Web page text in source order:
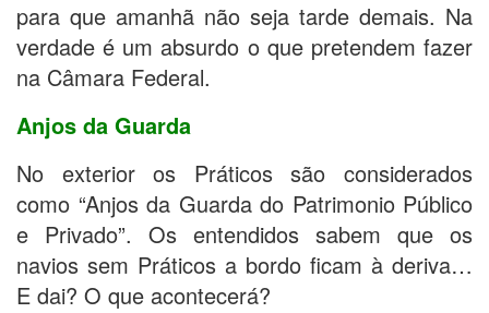
para que amanhã não seja tarde demais. Na
verdade é um absurdo o que pretendem fazer
na Câmara Federal.
Anjos da Guarda
No exterior os Práticos são considerados
como “Anjos da Guarda do Patrimonio Público
e Privado”. Os entendidos sabem que os
navios sem Práticos a bordo ficam à deriva…
E dai? O que acontecerá?